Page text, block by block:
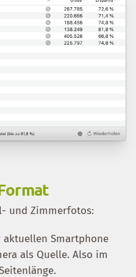
und Zimmerfotos:
aktuellen Smartphone
als Quelle. Also im